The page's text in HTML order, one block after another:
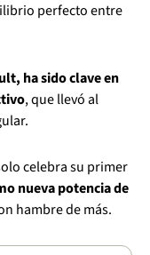
perfecto entre
ha sido clave en
, que llevó al
celebra su primer
nueva potencia de
hambre de más.